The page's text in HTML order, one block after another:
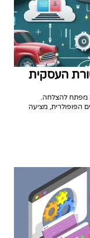
העסקית
מפתח להצלחה.
הפופולרית, מציעה